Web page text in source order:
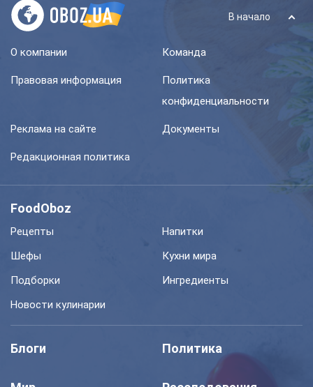
В начало
О компании Команда
Правовая информация
Политика
конфиденциальности
Реклама на сайте Документы
Редакционная политика
FoodOboz
Рецепты
Напитки
Шефы
Кухни мира
Подборки
Ингредиенты
Новости кулинарии
Блоги Политика